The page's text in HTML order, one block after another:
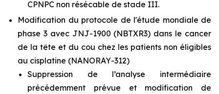
CPNPC non résécable de stade III.
Modification du protocole de l'étude mondiale de
phase 3 avec JNJ-1900 (NBTXR3) dans le cancer
de la tête et du cou chez les patients non éligibles
au cisplatine (NANORAY-312)
Suppression de l’analyse intermédiaire
précédemment prévue et modification de